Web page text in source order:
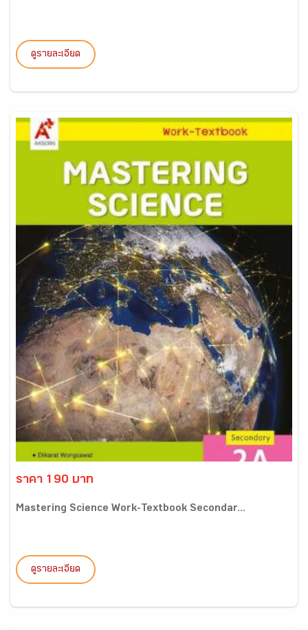
ดูรายละเอียด
ราคา 190 บาท
Mastering Science Work-Textbook Secondar...
ดูรายละเอียด